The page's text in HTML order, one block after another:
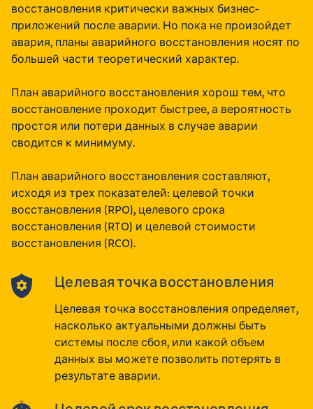
восстановления критически важных бизнес-
приложений после аварии. Но пока не произойдет
авария, планы аварийного восстановления носят по
большей части теоретический характер.
План аварийного восстановления хорош тем, что
восстановление проходит быстрее, а вероятность
простоя или потери данных в случае аварии
сводится к минимуму.
План аварийного восстановления составляют,
исходя из трех показателей: целевой точки
восстановления (RPO), целевого срока
восстановления (RTO) и целевой стоимости
восстановления (RCO).
Целевая точка восстановления
Целевая точка восстановления определяет,
насколько актуальными должны быть
системы после сбоя, или какой объем
данных вы можете позволить потерять в
результате аварии.